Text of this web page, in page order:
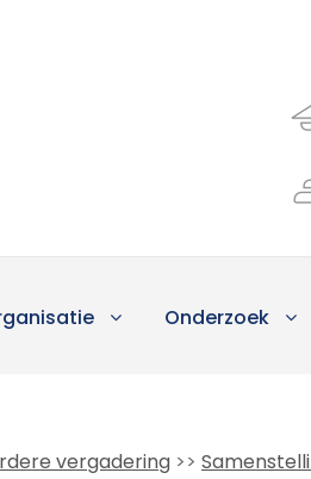
Onderzoek
vergadering >>